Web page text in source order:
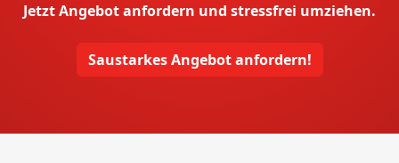
Jetzt Angebot anfordern und stressfrei umziehen.
Saustarkes Angebot anfordern!